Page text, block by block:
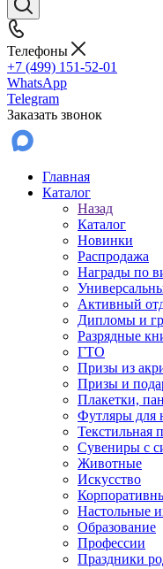
Телефоны
+7 (499) 151-52-01
WhatsApp
Telegram
Заказать звонок
Главная
Каталог
Назад
Каталог
Новинки
Распродажа
Награды по
Активный
Дипломы и
Разрядные
ГТО
Призы из
Призы и
Плакетки,
Футляры для
Текстильная
Сувениры с
Животные
Искусство
Настольные
Образование
Профессии
Праздники